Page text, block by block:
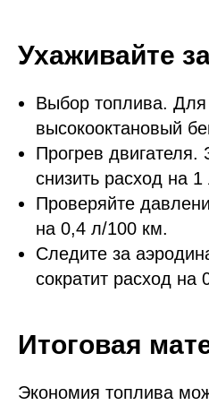
Ухаживайте
Выбор топлива.
высокооктановый
Прогрев
снизить расход на
Проверяйте
на 0,4 л/100 км.
Следите за
сократит расход
Итоговая
Экономия топлива